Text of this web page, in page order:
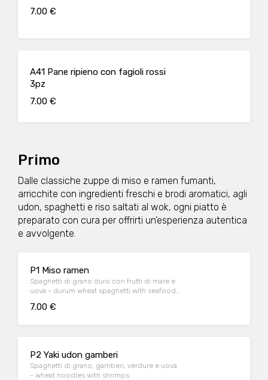
7.00 €
A41 Pane ripieno con fagioli rossi
3pz
7.00 €
Primo
Dalle classiche zuppe di miso e ramen fumanti,
arricchite con ingredienti freschi e brodi aromatici, agli
udon, spaghetti e riso saltati al wok, ogni piatto è
preparato con cura per offrirti un’esperienza autentica
e avvolgente.
P1 Miso ramen
Spaghetti di grano duro con frutti di mare e
uova - durum wheat spaghetti with seafood
7.00 €
P2 Yaki udon gamberi
Spaghetti di grano, gamberi, verdure e uova
- wheat noodles with shrimps